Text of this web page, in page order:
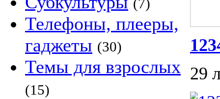
(7)
Телефоны, плееры,
гаджеты (30)
Темы для взрослых
(15)
29